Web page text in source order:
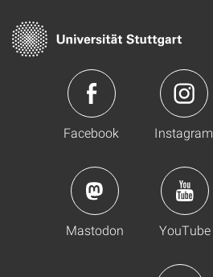
Facebook Instagram
Mastodon YouTube